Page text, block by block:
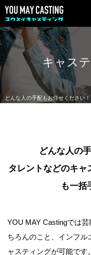
キャス
どんな人の手配もお任せください
どんな人の
タレントなどのキ
も一括
YOU MAY Castingでは
ちろんのこと、インフル
ャスティングが可能で